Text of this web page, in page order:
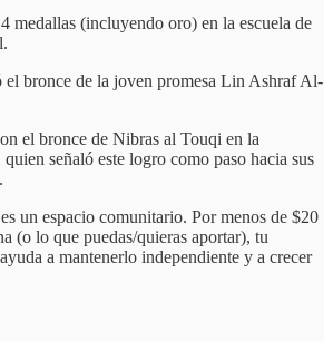
medallas (incluyendo oro) en la escuela de
el bronce de la joven promesa Lin Ashraf Al-
el bronce de Nibras al Touqi en la
quien señaló este logro como paso hacia sus
es un espacio comunitario. Por menos de $20
(o lo que puedas/quieras aportar), tu
a mantenerlo independiente y a crecer